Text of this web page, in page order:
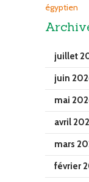
égyptien
juillet
juin
mai
avril
mars
février